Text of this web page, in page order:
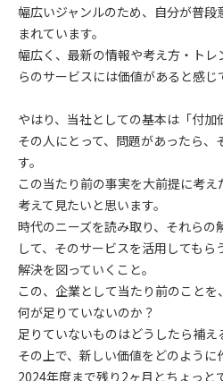
幅広いジャンルのため、自分が普
まれています。
幅広く、最新の情報や考え方・ト
らのサービスには価値があると感じ
やはり、当社としての基本は「付加
その人にとって、問題があったら、
す。
この当たり前の事実を大前提に考
考えて見たいと思います。
時代のニーズを読み取り、それら
して、そのサービスを活用しても
解決を図っていくこと。
この、企業として当たり前のこと
何が足りていないのか？
足りていないものはどうしたら補え
その上で、新しい価値をどのように
2024年度まで残り2ヶ月とちょっと